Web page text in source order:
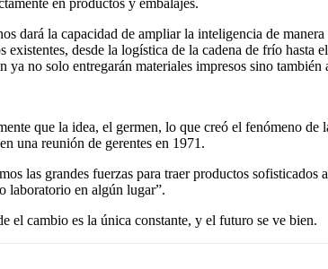
en productos y embalajes.
dará la capacidad de ampliar la inteligencia de
existentes, desde la logística de la cadena de frío
ya no solo entregarán materiales impresos sino
que la idea, el germen, lo que creó el fenómeno
una reunión de gerentes en 1971.
las grandes fuerzas para traer productos
laboratorio en algún lugar”.
el cambio es la única constante, y el futuro se ve bien.